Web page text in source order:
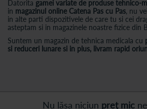
Datorita gamei variate de produse tehnico-
in magazinul online Catena Pas cu Pas, nu
in alte parti dispozitivele de care tu si cei
asteptam si in magazinele noastre fizice din
Suntem un magazin de tehnica medicala cu
si reduceri lunare si in plus, livram rapid
Nu lăsa niciun preț mic